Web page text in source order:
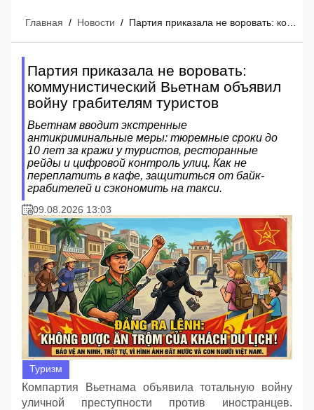
Главная / Новости /
Партия приказала не воровать:
коммунистический Вьетнам объявил
войну грабителям туристов
Вьетнам вводит экстренные
антикриминальные меры: тюремные сроки до
10 лет за кражи у туристов, ресторанные
рейды и цифровой контроль улиц. Как не
переплатить в кафе, защититься от байк-
грабителей и сэкономить на такси.
09.08.2026 13:03
Туризм
Компартия Вьетнама объявила тотальную войну
уличной преступности против иностранцев.